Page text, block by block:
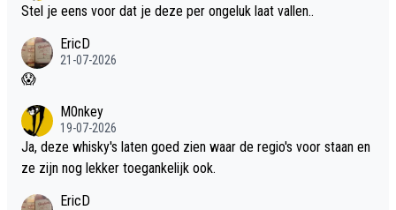
Stel je eens voor dat je deze per ongeluk laat vallen..
EricD
21-07-2026
😱
M0nkey
19-07-2026
Ja, deze whisky's laten goed zien waar de regio's voor staan en
ze zijn nog lekker toegankelijk ook.
EricD